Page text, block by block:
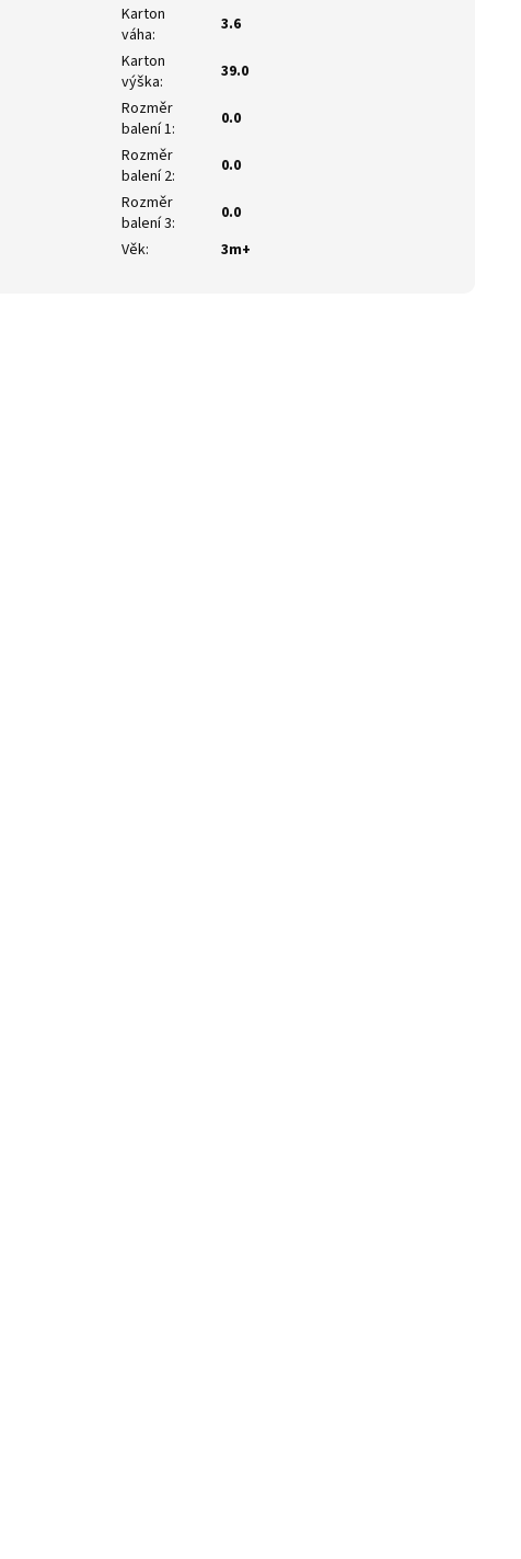
Karton
váha:
3.6
Karton
výška:
39.0
Rozměr
balení 1:
0.0
Rozměr
balení 2:
0.0
Rozměr
balení 3:
0.0
Věk: 3m+